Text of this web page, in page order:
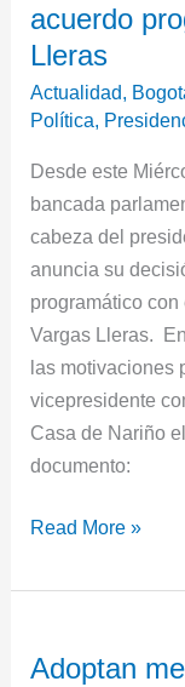
acuerdo
Lleras
Actualidad,
Política,
Desde este
bancada
cabeza del
anuncia su
programático
Vargas Lleras.
las motivaciones
vicepresidente
Casa de Nariño
documento:
anuncia
acuerdo
programático
con
Lleras
Read More »
Adoptan
medidas